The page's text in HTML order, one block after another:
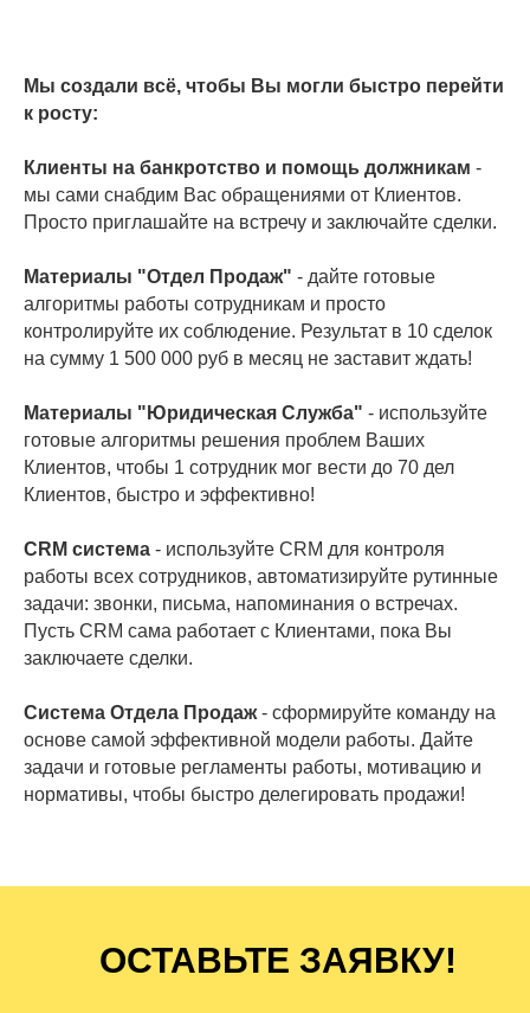
Мы создали всё, чтобы Вы могли быстро перейти
к росту:
Клиенты на банкротство и помощь должникам -
мы сами снабдим Вас обращениями от Клиентов.
Просто приглашайте на встречу и заключайте сделки.
Материалы "Отдел Продаж" - дайте готовые
алгоритмы работы сотрудникам и просто
контролируйте их соблюдение. Результат в 10 сделок
на сумму 1 500 000 руб в месяц не заставит ждать!
Материалы "Юридическая Служба" - используйте
готовые алгоритмы решения проблем Ваших
Клиентов, чтобы 1 сотрудник мог вести до 70 дел
Клиентов, быстро и эффективно!
CRM система - используйте CRM для контроля
работы всех сотрудников, автоматизируйте рутинные
задачи: звонки, письма, напоминания о встречах.
Пусть CRM сама работает с Клиентами, пока Вы
заключаете сделки.
Система Отдела Продаж- сформируйте команду на
основе самой эффективной модели работы. Дайте
задачи и готовые регламенты работы, мотивацию и
нормативы, чтобы быстро делегировать продажи!
ОСТАВЬТЕ ЗАЯВКУ!